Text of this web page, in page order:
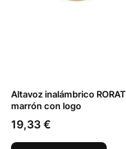
Altavoz inalámbrico RORAT
marrón con logo
Precio
19,33 €